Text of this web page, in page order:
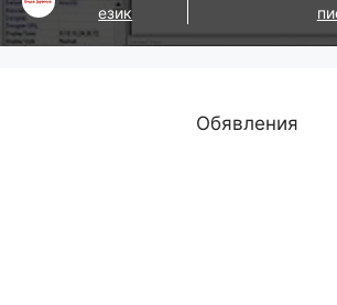
език
Обявления